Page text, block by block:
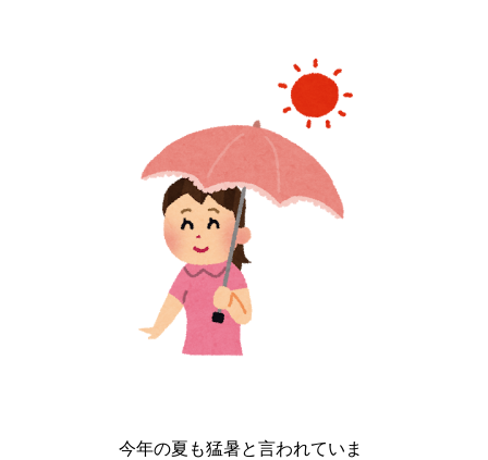
今年の夏も猛暑と言われていま